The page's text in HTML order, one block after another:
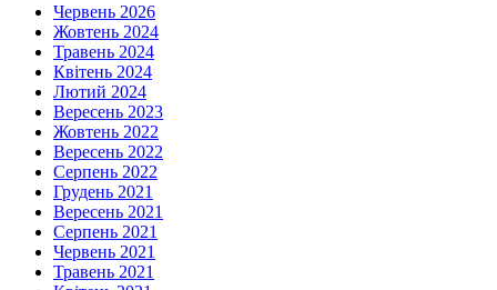
Червень 2026
Жовтень 2024
Травень 2024
Квітень 2024
Лютий 2024
Вересень 2023
Жовтень 2022
Вересень 2022
Серпень 2022
Грудень 2021
Вересень 2021
Серпень 2021
Червень 2021
Травень 2021